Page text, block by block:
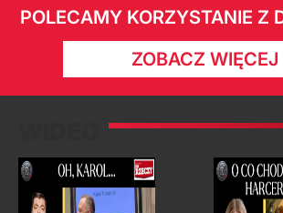
POLECAMY KORZYSTANIE Z
ZOBACZ WIĘCEJ